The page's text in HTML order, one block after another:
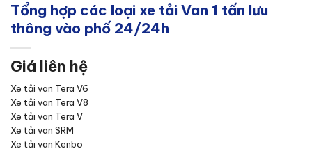
Tổng hợp các loại xe tải Van 1 tấn lưu
thông vào phố 24/24h
Giá liên hệ
Xe tải van Tera V6
Xe tải van Tera V8
Xe tải van Tera V
Xe tải van SRM
Xe tải van Kenbo